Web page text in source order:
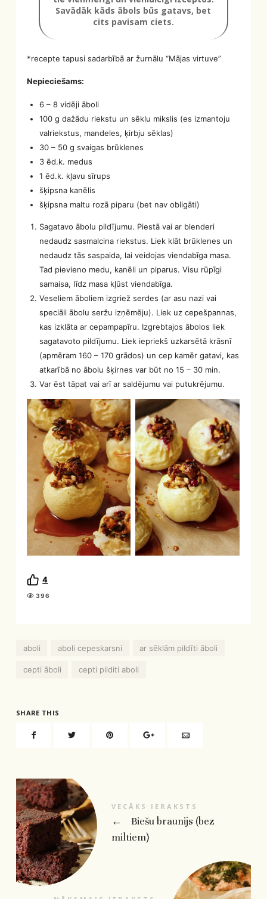
Savādāk kāds ābols būs gatavs, bet
cits pavisam ciets.
*recepte tapusi sadarbībā ar žurnālu “Mājas virtuve”
Nepieciešams:
6 – 8 vidēji āboli
100 g dažādu riekstu un sēklu mikslis (es izmantoju
valriekstus, mandeles, ķirbju sēklas)
30 – 50 g svaigas brūklenes
3 ēd.k. medus
1 ēd.k. kļavu sīrups
šķipsna kanēlis
šķipsna maltu rozā piparu (bet nav obligāti)
Sagatavo ābolu pildījumu. Piestā vai ar blenderi
nedaudz sasmalcina riekstus. Liek klāt brūklenes un
nedaudz tās saspaida, lai veidojas viendabīga masa.
Tad pievieno medu, kanēli un piparus. Visu rūpīgi
samaisa, līdz masa kļūst viendabīga.
Veseliem āboliem izgriež serdes (ar asu nazi vai
speciāli ābolu seržu izņēmēju). Liek uz cepešpannas,
kas izklāta ar cepampapīru. Izgrebtajos ābolos liek
sagatavoto pildījumu. Liek iepriekš uzkarsētā krāsnī
(apmēram 160 – 170 grādos) un cep kamēr gatavi, kas
atkarībā no ābolu šķirnes var būt no 15 – 30 min.
Var ēst tāpat vai arī ar saldējumu vai putukrējumu.
4
396
aboli aboli cepeskarsni ar sēklām pildīti āboli
cepti āboli cepti pilditi aboli
SHARE THIS
VECĀKS IERAKSTS
←
Biešu braunijs (bez
miltiem)